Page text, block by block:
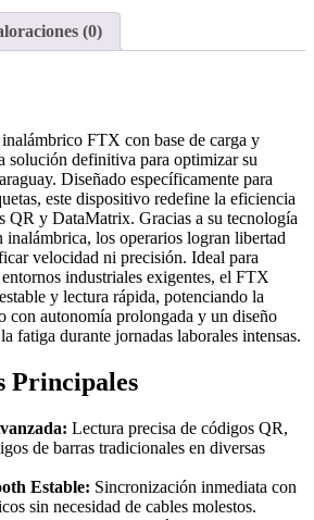
(0)
FTX con base de carga y
solución definitiva para optimizar su
Diseñado específicamente para
este dispositivo redefine la eficiencia
QR y DataMatrix. Gracias a su tecnología
inalámbrica, los operarios logran libertad
velocidad ni precisión. Ideal para
industriales exigentes, el FTX
y lectura rápida, potenciando la
con autonomía prolongada y un diseño
fatiga durante jornadas laborales intensas.
Principales
Lectura precisa de códigos QR,
de barras tradicionales en diversas
Estable: Sincronización inmediata con
sin necesidad de cables molestos.